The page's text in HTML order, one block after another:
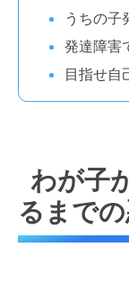
うちの子
発達障害
目指せ自
わが子
るまで